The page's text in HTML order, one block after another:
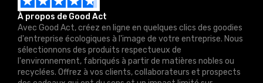
À propos de Good Act
Avec Good Act, créez en ligne en quelques clics des goodies
d'entreprise écologiques à l'image de votre entreprise. Nous
sélectionnons des produits respectueux de
l'environnement, fabriqués à partir de matières nobles ou
recyclées. Offrez à vos clients, collaborateurs et prospects